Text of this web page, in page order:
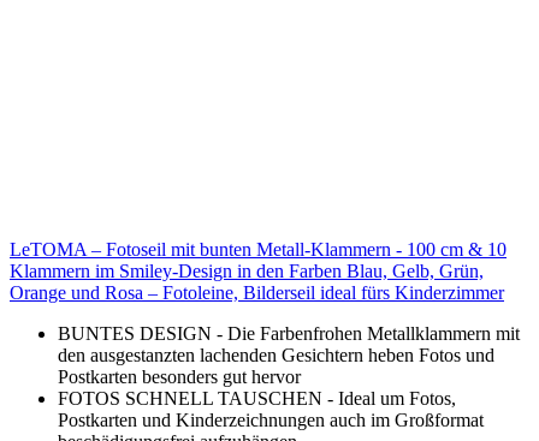
LeTOMA – Fotoseil mit bunten Metall-Klammern - 100 cm & 10
Klammern im Smiley-Design in den Farben Blau, Gelb, Grün,
Orange und Rosa – Fotoleine, Bilderseil ideal fürs Kinderzimmer
BUNTES DESIGN - Die Farbenfrohen Metallklammern mit
den ausgestanzten lachenden Gesichtern heben Fotos und
Postkarten besonders gut hervor
FOTOS SCHNELL TAUSCHEN - Ideal um Fotos,
Postkarten und Kinderzeichnungen auch im Großformat